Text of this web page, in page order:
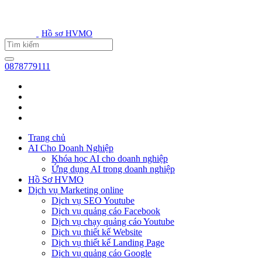
Hồ sơ HVMO
0878779111
Trang chủ
AI Cho Doanh Nghiệp
Khóa học AI cho doanh nghiệp
Ứng dụng AI trong doanh nghiệp
Hồ Sơ HVMO
Dịch vụ Marketing online
Dịch vụ SEO Youtube
Dịch vụ quảng cáo Facebook
Dịch vụ chạy quảng cáo Youtube
Dịch vụ thiết kế Website
Dịch vụ thiết kế Landing Page
Dịch vụ quảng cáo Google